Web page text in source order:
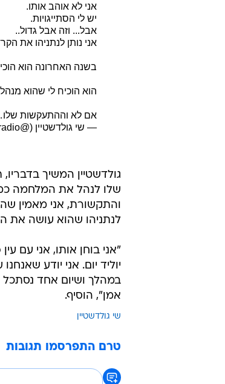
אני לא אוהב אותו.
יש לי הסתייגויות.
אבל... וזה אבל גדול..
אני נותן לנתניהו את
בשנה האחרונה הוא
הוא הוכיח לי שהוא
אם לא וההתעקשות
— שי גולדשטיין (@theshelterradio)
גולדשטיין המשיך
שלו לנהל את המלחמה
והתקשורת, אני מאמין
לנתניהו שהוא עושה את
"אני בוחן אותו, אני עם
במהלך ושיום אחד נסתכל
אמן", הוסיף.
שי גולדשטיין
טרם התפרסמו תגובות